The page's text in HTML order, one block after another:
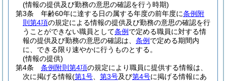
(情報の提供及び勤務の意思の確認を行う時期)
第3条
年齢60年に達する日の属する年度の前年度に条例附
則第4項の規定による情報の提供及び勤務の意思の確認を行
うことができない職員として条例 で定める職員に対する情
報の提供及び勤務の意思の確認は、 条例 で定める期間内
に、できる限り速やかに行うものとする。
(情報の提供)
第4条
条例附則第4項の規定により職員に提供する情報は、
次に掲げる情報(第1号 第3号及び第4号に掲げる情報にあ